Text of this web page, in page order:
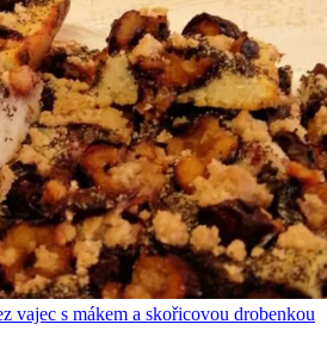
vajec s mákem a skořicovou drobenkou